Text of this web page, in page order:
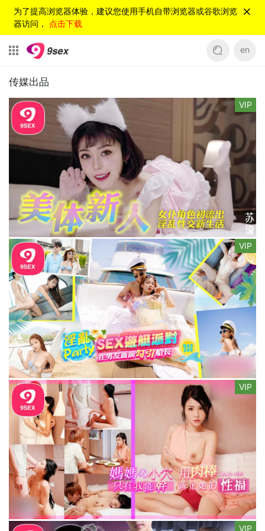
为了提高浏览器体验，建议您使用手机自带浏览器或谷歌浏览
器访问， 点击下载
en
传媒出品
VIP
VIP
VIP
VIP